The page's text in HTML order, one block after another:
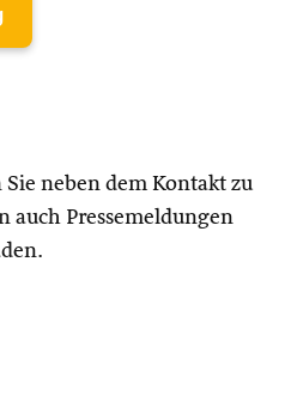
neben dem Kontakt zu
auch Pressemeldungen